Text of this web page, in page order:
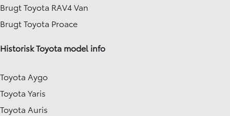
Brugt Toyota RAV4 Van
Brugt Toyota Proace
Historisk Toyota model info
Toyota Aygo
Toyota Yaris
Toyota Auris